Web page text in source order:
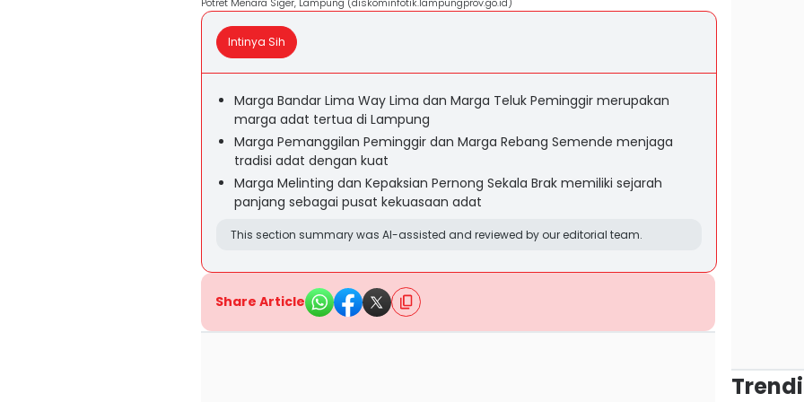
Intinya Sih
Marga Bandar Lima Way Lima dan Marga Teluk Peminggir merupakan
marga adat tertua di Lampung
Marga Pemanggilan Peminggir dan Marga Rebang Semende menjaga
tradisi adat dengan kuat
Marga Melinting dan Kepaksian Pernong Sekala Brak memiliki sejarah
panjang sebagai pusat kekuasaan adat
This section summary was AI-assisted and reviewed by our editorial team.
Share Article